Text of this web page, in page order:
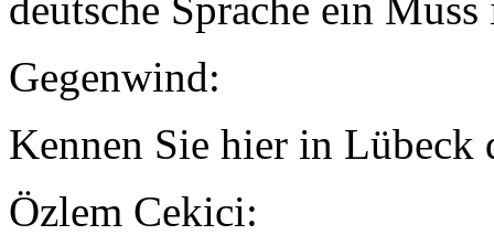
Gegenwind:
Kennen Sie hier in Lübeck
Özlem Cekici: